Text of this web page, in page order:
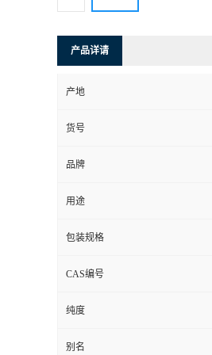
产品详请
产地
货号
品牌
用途
包装规格
CAS编号
纯度
别名